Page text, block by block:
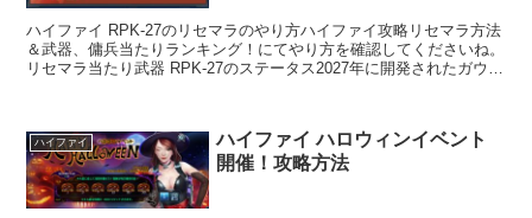
ハイファイ RPK-27のリセマラのやり方ハイファイ攻略リセマラ方法
＆武器、傭兵当たりランキング！にてやり方を確認してくださいね。
リセマラ当たり武器 RPK-27のステータス2027年に開発されたガウス
ハイファイ
ハイファイ ハロウィンイベント
開催！攻略方法